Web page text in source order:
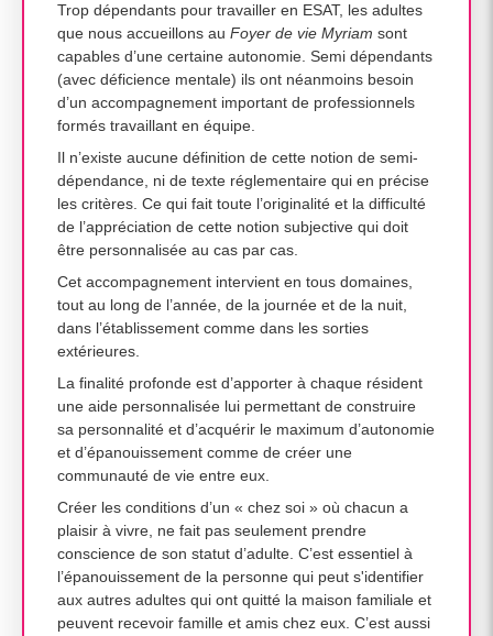
Trop dépendants pour travailler en ESAT, les adultes
que nous accueillons au Foyer de vie Myriam sont
capables d’une certaine autonomie. Semi dépendants
(avec déficience mentale) ils ont néanmoins besoin
d’un accompagnement important de professionnels
formés travaillant en équipe.
Il n’existe aucune définition de cette notion de semi-
dépendance, ni de texte réglementaire qui en précise
les critères. Ce qui fait toute l’originalité et la difficulté
de l’appréciation de cette notion subjective qui doit
être personnalisée au cas par cas.
Cet accompagnement intervient en tous domaines,
tout au long de l’année, de la journée et de la nuit,
dans l’établissement comme dans les sorties
extérieures.
La finalité profonde est d’apporter à chaque résident
une aide personnalisée lui permettant de construire
sa personnalité et d’acquérir le maximum d’autonomie
et d’épanouissement comme de créer une
communauté de vie entre eux.
Créer les conditions d’un « chez soi » où chacun a
plaisir à vivre, ne fait pas seulement prendre
conscience de son statut d’adulte. C’est essentiel à
l’épanouissement de la personne qui peut s'identifier
aux autres adultes qui ont quitté la maison familiale et
peuvent recevoir famille et amis chez eux. C’est aussi